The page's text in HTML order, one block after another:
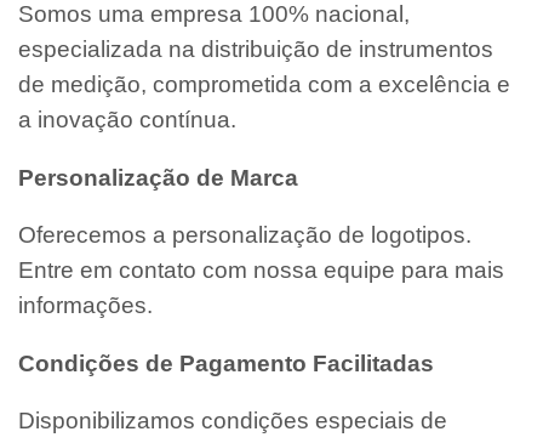
Somos uma empresa 100% nacional,
especializada na distribuição de instrumentos
de medição, comprometida com a excelência e
a inovação contínua.
Personalização de Marca
Oferecemos a personalização de logotipos.
Entre em contato com nossa equipe para mais
informações.
Condições de Pagamento Facilitadas
Disponibilizamos condições especiais de